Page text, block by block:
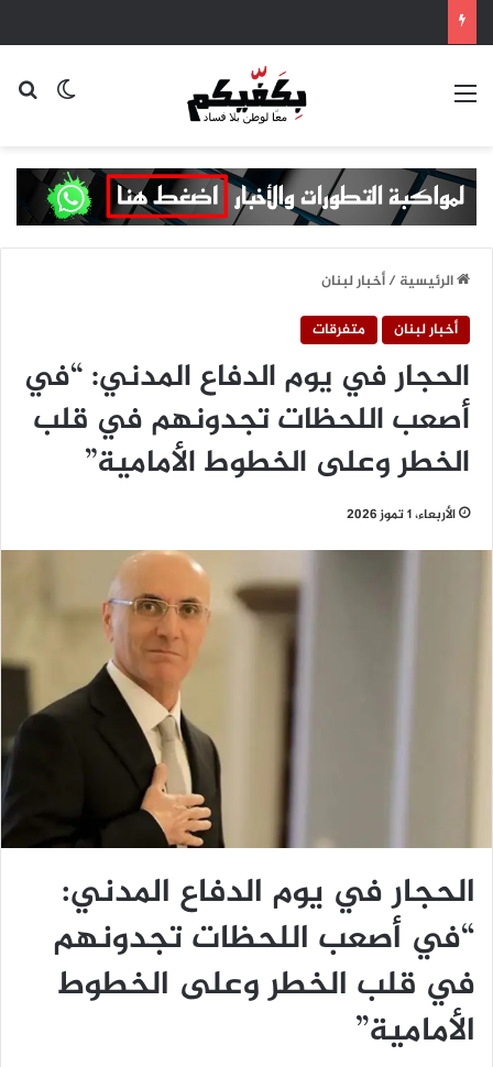
القائمة
الرئيسية/أخبار لبنان
أخبار لبنان
متفرقات
الحجار في يوم الدفاع المدني: “في
أصعب اللحظات تجدونهم في قلب
الخطر وعلى الخطوط الأمامية”
الأربعاء، 1 تموز 2026
الحجار في يوم الدفاع المدني:
“في أصعب اللحظات تجدونهم
في قلب الخطر وعلى الخطوط
الأمامية”